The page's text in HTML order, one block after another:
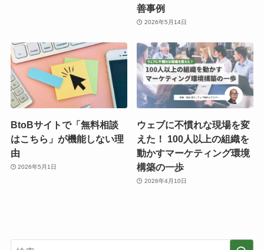
善事例
2026年5月14日
BtoBサイトで「無料相談
はこちら」が機能しない理
由
2026年5月1日
ウェブに不慣れな現場を変
えた！ 100人以上の組織を
動かすマーケティング環境
構築の一歩
2026年4月10日